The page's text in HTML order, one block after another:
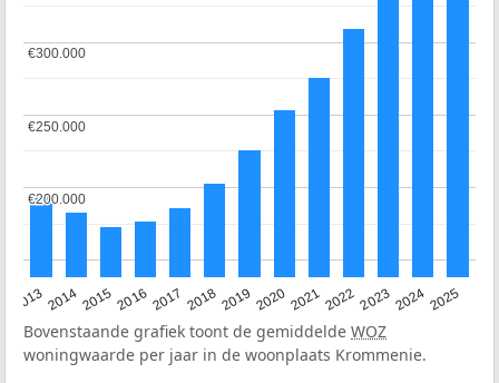
20132014201520162017 20182019 202020212022202320242025
€200.000
€200.000
€250.000
€250.000
€300.000
€300.000
Bovenstaande grafiek toont de gemiddelde WOZ
woningwaarde per jaar in de woonplaats Krommenie.